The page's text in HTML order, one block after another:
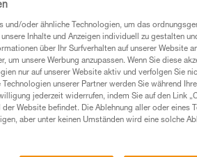
Tech Tipp geht,
verstehen zu
Informationen richtig
und/oder ähnliche Technologien, um das
Inhalte und Anzeigen individuell zu gestalten
über Ihr Surfverhalten auf unserer Website
um unsere Werbung anzupassen. Wenn Sie diese
nur auf unserer Website aktiv und verfolgen Sie
unserer Partner werden Sie während
jederzeit widerrufen, indem Sie auf den Link
Website befindet. Die Ablehnung aller oder eines
aber unter keinen Umständen wird eine solche